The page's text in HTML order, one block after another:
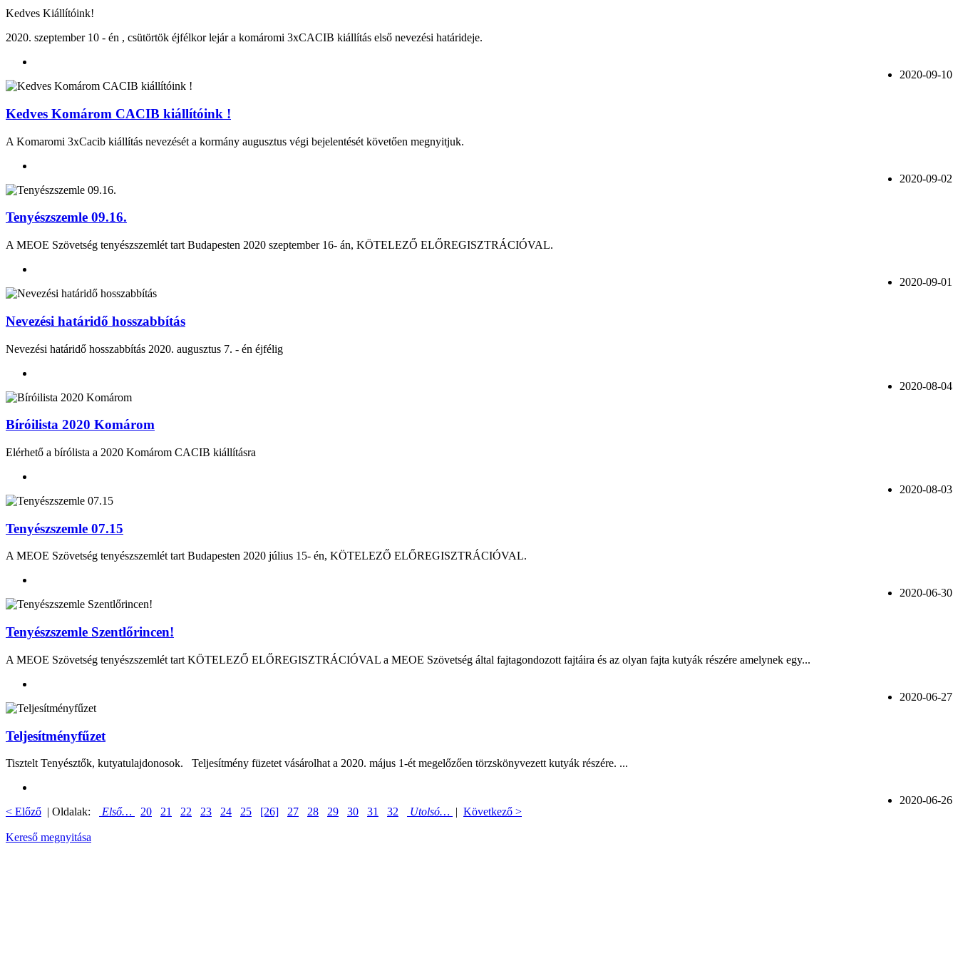
Kedves Kiállítóink!
2020. szeptember 10 - én , csütörtök éjfélkor lejár a komáromi 3xCACIB kiállítás első nevezési határideje.
2020-09-10
Kedves Komárom CACIB kiállítóink !
A Komaromi 3xCacib kiállítás nevezését a kormány augusztus végi bejelentését követően megnyitjuk.
2020-09-02
Tenyészszemle 09.16.
A MEOE Szövetség tenyészszemlét tart Budapesten 2020 szeptember 16- án, KÖTELEZŐ ELŐREGISZTRÁCIÓVAL.
2020-09-01
Nevezési határidő hosszabbítás
Nevezési határidő hosszabbítás 2020. augusztus 7. - én éjfélig
2020-08-04
Bíróilista 2020 Komárom
Elérhető a bírólista a 2020 Komárom CACIB kiállításra
2020-08-03
Tenyészszemle 07.15
A MEOE Szövetség tenyészszemlét tart Budapesten 2020 július 15- én, KÖTELEZŐ ELŐREGISZTRÁCIÓVAL.
2020-06-30
Tenyészszemle Szentlőrincen!
A MEOE Szövetség tenyészszemlét tart KÖTELEZŐ ELŐREGISZTRÁCIÓVAL a MEOE Szövetség által fajtagondozott fajtáira és az olyan fajta kutyák részére amelynek egy...
2020-06-27
Teljesítményfűzet
Tisztelt Tenyésztők, kutyatulajdonosok. Teljesítmény füzetet vásárolhat a 2020. május 1-ét megelőzően törzskönyvezett kutyák részére. ...
2020-06-26
< Előző | Oldalak: Első… 20 21 22 23 24 25 [26] 27 28 29 30 31 32 Utolsó… | Következő >
Kereső megnyitása